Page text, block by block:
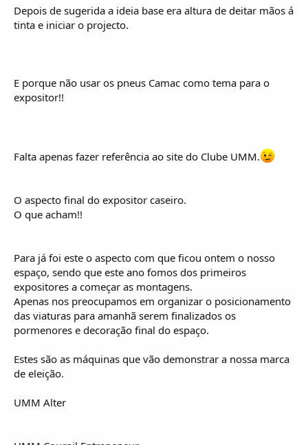
Depois de sugerida a ideia base era altura de deitar mãos á
tinta e iniciar o projecto.
E porque não usar os pneus Camac como tema para o
expositor!!
Falta apenas fazer referência ao site do Clube UMM.
O aspecto final do expositor caseiro.
O que acham!!
Para já foi este o aspecto com que ficou ontem o nosso
espaço, sendo que este ano fomos dos primeiros
expositores a começar as montagens.
Apenas nos preocupamos em organizar o posicionamento
das viaturas para amanhã serem finalizados os
pormenores e decoração final do espaço.
Estes são as máquinas que vão demonstrar a nossa marca
de eleição.
UMM Alter